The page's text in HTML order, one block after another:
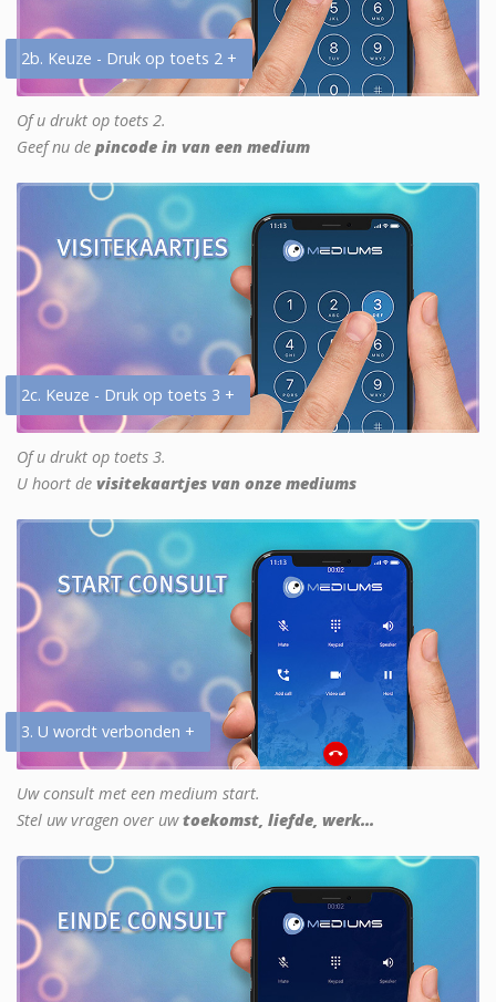
2b. Keuze - Druk op toets 2 +
Of u drukt op toets 2.
Geef nu de pincode in van een medium
2c. Keuze - Druk op toets 3 +
Of u drukt op toets 3.
U hoort de visitekaartjes van onze mediums
3. U wordt verbonden +
Uw consult met een medium start.
Stel uw vragen over uwtoekomst, liefde, werk...